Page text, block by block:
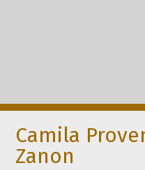
Camila
Zanon